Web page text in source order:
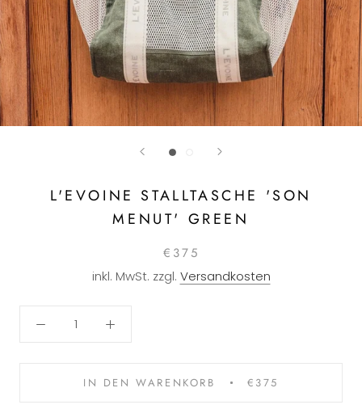
L'EVOINE STALLTASCHE 'SON
MENUT' GREEN
€375
inkl. MwSt. zzgl. Versandkosten
IN DEN WARENKORB €375